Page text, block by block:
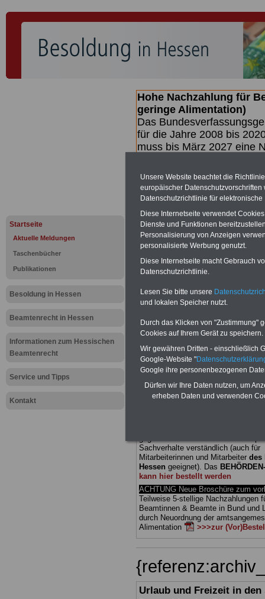
Startseite
Aktuelle Meldungen
Taschenbücher
Publikationen
Besoldung in Hessen
Beamtenrecht in Hessen
Informationen zum Hessischen
Beamtenrecht
Service und Tipps
Kontakt
Hohe Nachzahlung für
geringe Alimentation)
Das
für die Jahre 2008 bis
muss bis März 2027 eine
(Beamte &
geben (Medienberichten
mind.3.000 und 13.000
hierzu eine Broschüre
des Gesetzentwurfs der
(wahrscheinlich im
Broschüre.
Meldung
Besoldung
BEHÖRDEN-ABO
mit drei
25,00 Euro: Wissenswertes für
Sachverhalte verständlich (auch für
Mitarbeiterinnen und Mitarbeiter des
Hessen geeignet). Das
kann hier bestellt werden
ACHTUNG Neue Broschüre zum
Teilweise 5-stellige Nachzahlungen
Beamtinnen & Beamte in Bund und
durch Neuordnung der
Alimentation
>>>zur
Urlaub und Freizeit in
Unsere Website beachtet die
europäischer
Datenschutzrichtlinie für
Diese Internetseite verwendet
Dienste und Funktionen
Personalisierung von Anzeigen
personalisierte Werbung genutzt.
Diese Internetseite macht Gebrauch
Datenschutzrichtlinie.
Lesen Sie bitte unsere
und lokalen Speicher nutzt.
Durch das Klicken von "Zustimmung"
Cookies auf Ihrem Gerät zu speichern.
Wir gewähren Dritten - einschließlich
Google-Website "
Google ihre personenbezogenen
Dürfen wir Ihre Daten nutzen, um
erheben Daten und verwenden